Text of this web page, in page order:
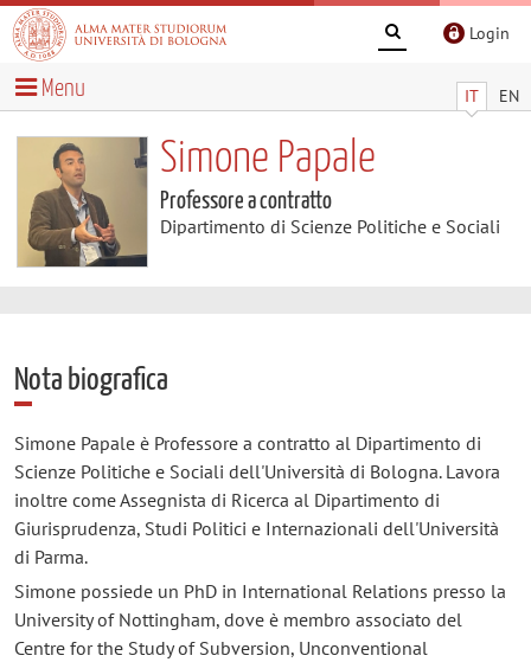
Login
IT EN
Menu
Simone Papale
Professore a contratto
Dipartimento di Scienze Politiche e Sociali
Nota biografica
Simone Papale è Professore a contratto al Dipartimento di
Scienze Politiche e Sociali dell'Università di Bologna. Lavora
inoltre come Assegnista di Ricerca al Dipartimento di
Giurisprudenza, Studi Politici e Internazionali dell'Università
di Parma.
Simone possiede un PhD in International Relations presso la
University of Nottingham, dove è membro associato del
Centre for the Study of Subversion, Unconventional